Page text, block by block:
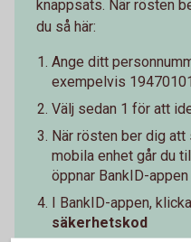
knappsats. När rösten
du så här:
Ange ditt
exempelvis
Välj sedan 1 för att
När rösten ber dig att
mobila enhet går du
öppnar BankID-appen
I BankID-appen,
säkerhetskod